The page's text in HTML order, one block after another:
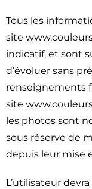
Tous les
site
indicatif, et sont
d’évoluer sans
renseignements
site
les photos sont
sous réserve de
depuis leur mise
L’utilisateur